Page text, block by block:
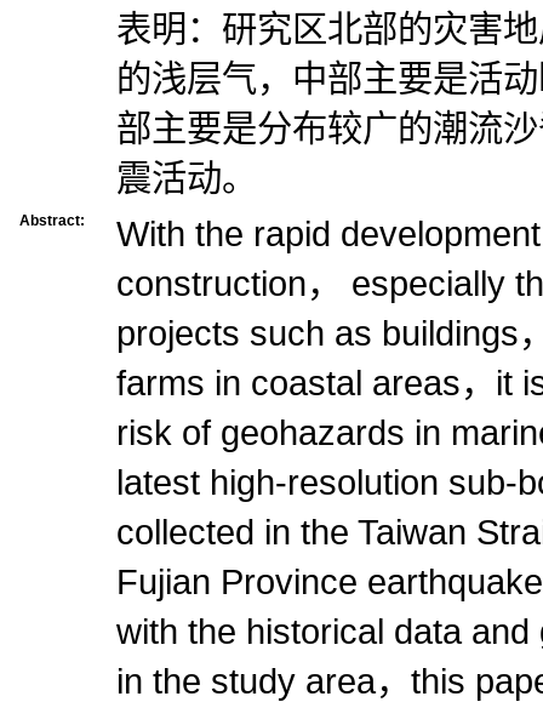
表明：研究区北部的灾害
的浅层气，中部主要是活
部主要是分布较广的潮流
震活动。
Abstract:
With the rapid
construction， especially
projects such as buildings
farms in coastal areas，it
risk of geohazards in
latest high-resolution sub-
collected in the Taiwan
Fujian Province
with the historical data
in the study area，this